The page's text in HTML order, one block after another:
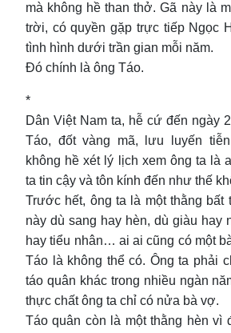
mà không hề than thở. Gã này là
trời, có quyền gặp trực tiếp Ngọc
tình hình dưới trần gian mỗi năm.
Đó chính là ông Táo.
*
Dân Việt Nam ta, hễ cứ đến ngày
Táo, đốt vàng mã, lưu luyến
không hề xét lý lịch xem ông ta là
ta tin cậy và tôn kính đến như thế
Trước hết, ông ta là một thằng bất
này dù sang hay hèn, dù giàu hay
hay tiểu nhân… ai ai cũng có một
Táo là không thể có. Ông ta phải
táo quân khác trong nhiều ngàn
thực chất ông ta chỉ có nửa bà vợ.
Táo quân còn là một thằng hèn vì